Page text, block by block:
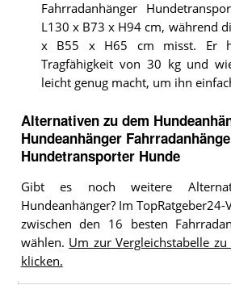
Fahrradanhänger
L130 x B73 x H94 cm, während
x B55 x H65 cm misst. Er
Tragfähigkeit von 30 kg und
leicht genug macht, um ihn
Alternativen zu dem
Hundeanhänger
Hundetransporter Hunde
Gibt es noch weitere
Hundeanhänger? Im TopRatgeber24-
zwischen den 16 besten
wählen. Um zur Vergleichstabelle
klicken.